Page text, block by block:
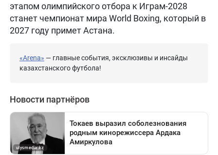
этапом олимпийского отбора к Играм-2028
станет чемпионат мира World Boxing, который в
2027 году примет Астана.
«Arena» — главные события, эксклюзивы и инсайды
казахстанского футбола!